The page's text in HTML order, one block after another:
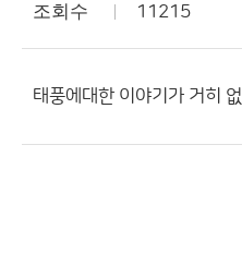
조회수 11215
태풍에대한 이야기가 거히